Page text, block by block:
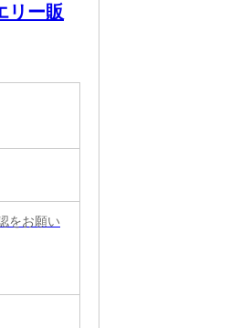
リー販
をお願い